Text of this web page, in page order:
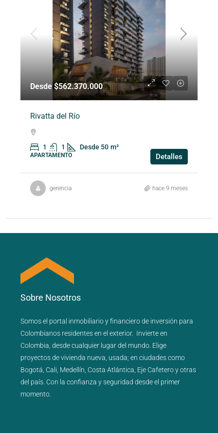
Desde $562.370.000
Rivatta del Río
1 1 Desde 50 m²
APARTAMENTO Detalles
gerencia hace 9 meses
Sobre Nosotros
Somos el portal inmobiliarioyfinancierode inversión para
Colombianos residentes en el exterior. Invierte en
Colombia, desde cualquier lugar del mundo. Elige
proyectos devivienda nueva usada; en ciudades como
Bogotá Cali Medellín Costa Atlántica Eje Cafeteroyotras
del país . Con la confianza y seguridad desde el primer
momento.